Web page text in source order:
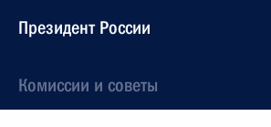
Президент России
Комиссии и советы